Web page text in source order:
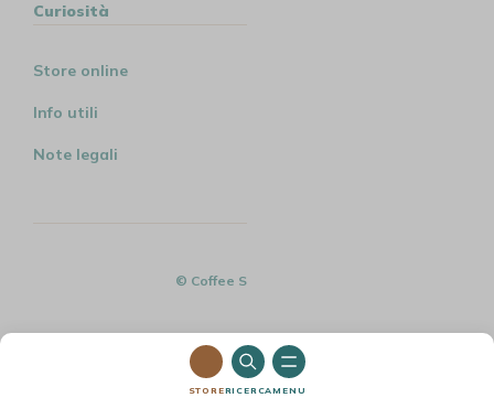
STORERICERCAMENU
Curiosità
Store online
Info utili
Note legali
© Coffee Spirit - 2026